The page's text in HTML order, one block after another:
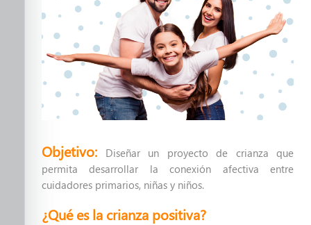
Inteligencia Emocional
Violencia Sexual en México a
niñas, niños y adolescentes.
Nutre su salud mental
Formando en la Primera
Infancia
Objetivo:
Diseñar un proyecto de crianza que
permita desarrollar la conexión afectiva entre
cuidadores primarios, niñas y niños.
¿Qué es la crianza positiva?